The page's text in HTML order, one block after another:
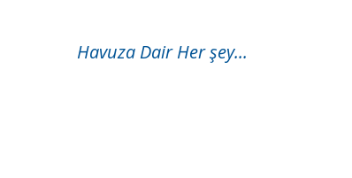
Havuza Dair Her şey...